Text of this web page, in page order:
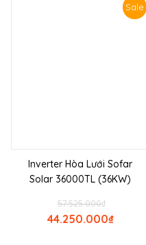
Sale
Inverter Hòa Lưới Sofar
Solar 36000TL (36KW)
₫
57.525.000
₫
44.250.000